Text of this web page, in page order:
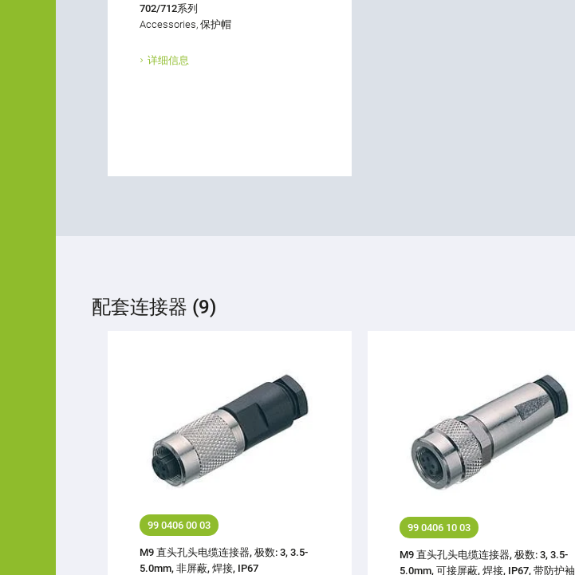
702/712系列
Accessories, 保护帽
详细信息
配套连接器 (9)
99 0406 00 03
M9 直头孔头电缆连接器, 极数: 3, 3.5-
5.0mm, 非屏蔽, 焊接, IP67
99 0406 10 03
M9 直头孔头电缆连接器, 极数: 3, 3.5-
5.0mm, 可接屏蔽, 焊接, IP67, 带防护袖